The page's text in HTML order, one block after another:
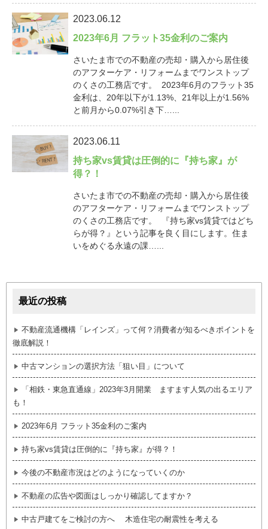
2023.06.12
2023年6月 フラット35金利のご案内
さいたま市での不動産の売却・購入から居住後
のアフターケア・リフォームまでワンストップ
のくさの工務店です。 2023年6月のフラット35
金利は、20年以下が1.13%、21年以上が1.56%
と前月から0.07%引き下…...
2023.06.11
持ち家vs賃貸は圧倒的に『持ち家』が
得？！
さいたま市での不動産の売却・購入から居住後
のアフターケア・リフォームまでワンストップ
のくさの工務店です。 『持ち家vs賃貸ではどち
らが得？』という記事を良く目にします。住ま
いをめぐる永遠の課…...
最近の投稿
不動産流通機構「レインズ」って何？消費者が知るべきポイントを
徹底解説！
中古マンションの選択方法「狙い目」について
「相鉄・東急直通線」2023年3月開業 ますます人気の出るエリア
も！
2023年6月 フラット35金利のご案内
持ち家vs賃貸は圧倒的に『持ち家』が得？！
今後の不動産市況はどのようになっていくのか
不動産の広告や図面はしっかり確認してますか？
中古戸建てをご検討の方へ 木造住宅の耐震性を考える